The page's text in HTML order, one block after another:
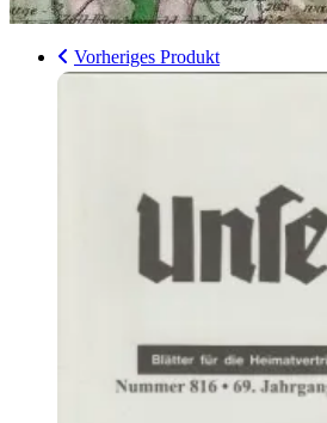
Vorheriges Produkt